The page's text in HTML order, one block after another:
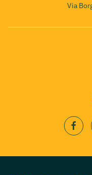
Via